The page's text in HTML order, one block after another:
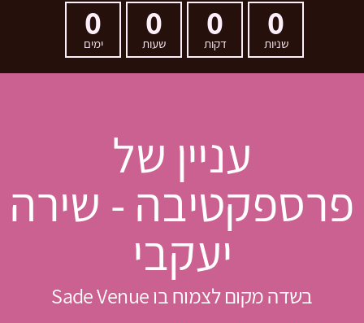
0
שניות
0
דקות
0
שעות
0
ימים
עניין של
פרספקטיבה - שירה
יעקבי
בשדה מקום לצמוח בו Sade Venue